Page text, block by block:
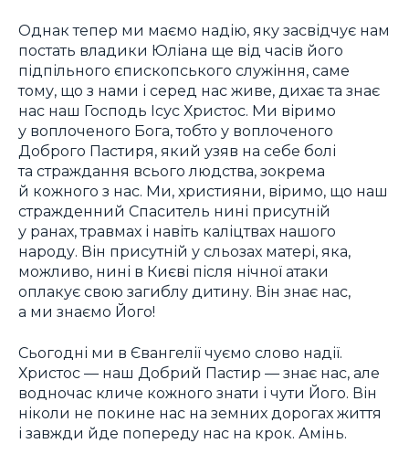
Однак тепер ми маємо надію, яку засвідчує нам
постать владики Юліана ще від часів його
підпільного єпископського служіння, саме
тому, що з нами і серед нас живе, дихає та знає
нас наш Господь Ісус Христос. Ми віримо
у воплоченого Бога, тобто у воплоченого
Доброго Пастиря, який узяв на себе болі
та страждання всього людства, зокрема
й кожного з нас. Ми, християни, віримо, що наш
стражденний Спаситель нині присутній
у ранах, травмах і навіть каліцтвах нашого
народу. Він присутній у сльозах матері, яка,
можливо, нині в Києві після нічної атаки
оплакує свою загиблу дитину. Він знає нас,
а ми знаємо Його!
Сьогодні ми в Євангелії чуємо слово надії.
Христос — наш Добрий Пастир — знає нас, але
водночас кличе кожного знати і чути Його. Він
ніколи не покине нас на земних дорогах життя
і завжди йде попереду нас на крок. Амінь.